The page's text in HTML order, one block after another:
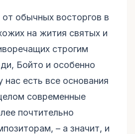
от обычных восторгов в
на жития святых и
строгим
Бойто и особенно
нас есть все основания
современные
почтительно
– а значит, и